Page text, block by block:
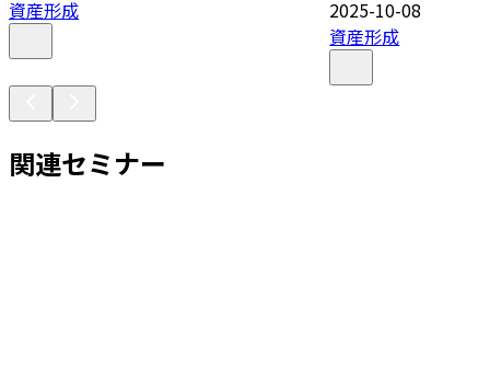
資産形成
2025-10-08
資産形成
関連セミナー